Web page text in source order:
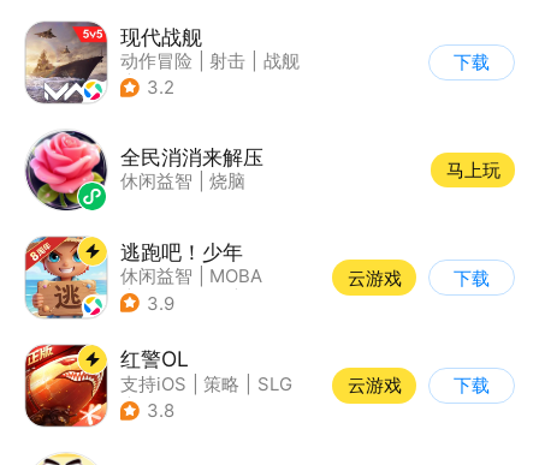
现代战舰
动作冒险 射击
战舰
| 5v5
3.2
下载
全民消消来解压
休闲益智 烧脑
马上玩
逃跑吧！少年
休闲益智
MOBA
| 非对称竞技
3.9
云游戏 下载
红警OL
支持iOS 策略
SLG
| 二战
3.8
云游戏 下载